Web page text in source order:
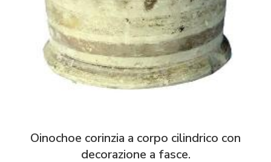
Oinochoe corinzia a corpo cilindrico con
decorazione a fasce.